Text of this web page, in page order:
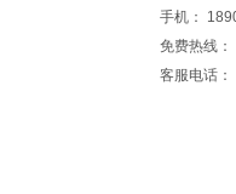
手机：
免费热线
客服电话